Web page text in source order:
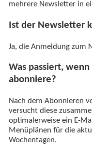
mehrere Newsletter in
Ist der Newsletter
Ja, die Anmeldung zum
Was passiert,
abonniere?
Nach dem Abonnieren
versucht diese
optimalerweise ein E-
Menüplänen für die
Wochentagen.